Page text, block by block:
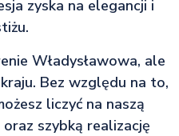
zyska na elegancji i
Władysławowa, ale
Bez względu na to,
liczyć na naszą
szybką realizację